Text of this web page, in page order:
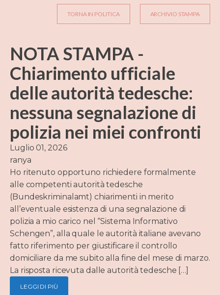
TORNA IN POLITICA ARCHIVIO STAMPA
NOTA STAMPA -
Chiarimento ufficiale
delle autorità tedesche:
nessuna segnalazione di
polizia nei miei confronti
Luglio 01, 2026
ranya
Ho ritenuto opportuno richiedere formalmente
alle competenti autorità tedesche
(Bundeskriminalamt) chiarimenti in merito
all’eventuale esistenza di una segnalazione di
polizia a mio carico nel “Sistema Informativo
Schengen”, alla quale le autorità italiane avevano
fatto riferimento per giustificare il controllo
domiciliare da me subito alla fine del mese di marzo.
La risposta ricevuta dalle autorità tedesche […]
LEGGI DI PIÙ